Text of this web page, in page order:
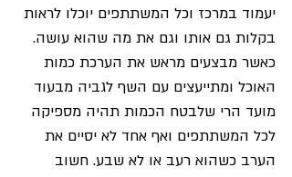
יעמוד במרכז וכל המשתתפים יוכלו לראות
בקלות גם אותו וגם את מה שהוא עושה.
כאשר מבצעים מראש את הערכת כמות
האוכל ומתייעצים עם השף לגביה מבעוד
מועד הרי שלבטח הכמות תהיה מספיקה
לכל המשתתפים ואף אחד לא יסיים את
הערב כשהוא רעב או לא שבע. חשוב